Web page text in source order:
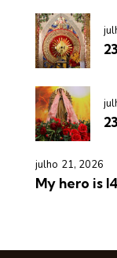
julho 21, 2026
My hero is